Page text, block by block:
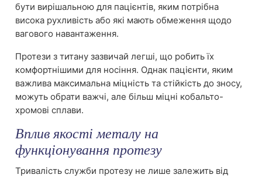
бути вирішальною для пацієнтів, яким потрібна
висока рухливість або які мають обмеження щодо
вагового навантаження.
Протези з титану зазвичай легші, що робить їх
комфортнішими для носіння. Однак пацієнти, яким
важлива максимальна міцність та стійкість до зносу,
можуть обрати важчі, але більш міцні кобальто-
хромові сплави.
Вплив якості металу на
функціонування протезу
Тривалість служби протезу не лише залежить від